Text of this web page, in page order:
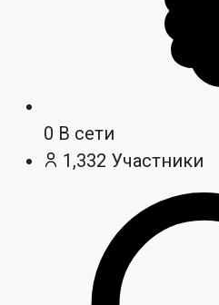
0 В сети
1,332 Участники